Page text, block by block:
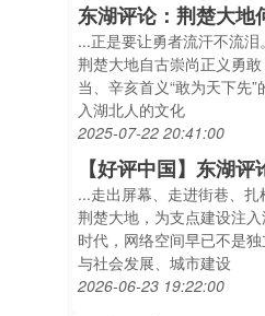
东湖评论：荆楚大地
...正是要让勇者流汗不流泪
荆楚大地自古崇尚正义勇
当、辛亥首义“敢为天下先
入湖北人的文化
2025-07-22 20:41:00
【好评中国】东湖
...走出屏幕、走进街巷、
荆楚大地，为支点建设注
时代，网络空间早已不是
与社会发展、城市建设
2026-06-23 19:22:00